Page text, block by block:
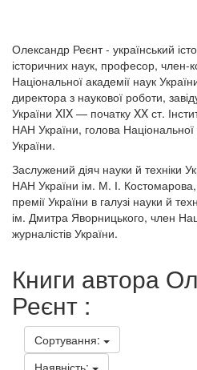
Олександр Реєнт - український
історичних наук, професор, член-
Національної академії наук
директора з наукової роботи,
України XIX — початку XX ст.
НАН України, голова Національної
України.
Заслужений діяч науки й техніки
НАН України ім. М. І.
премії України в галузі науки й
ім. Дмитра Яворницького, член
журналістів України.
Книги автора
Реєнт :
Сортування: